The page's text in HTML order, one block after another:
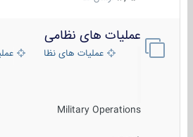
عملیات های نظامی
عملیات های نظامی ایران
Military Operations